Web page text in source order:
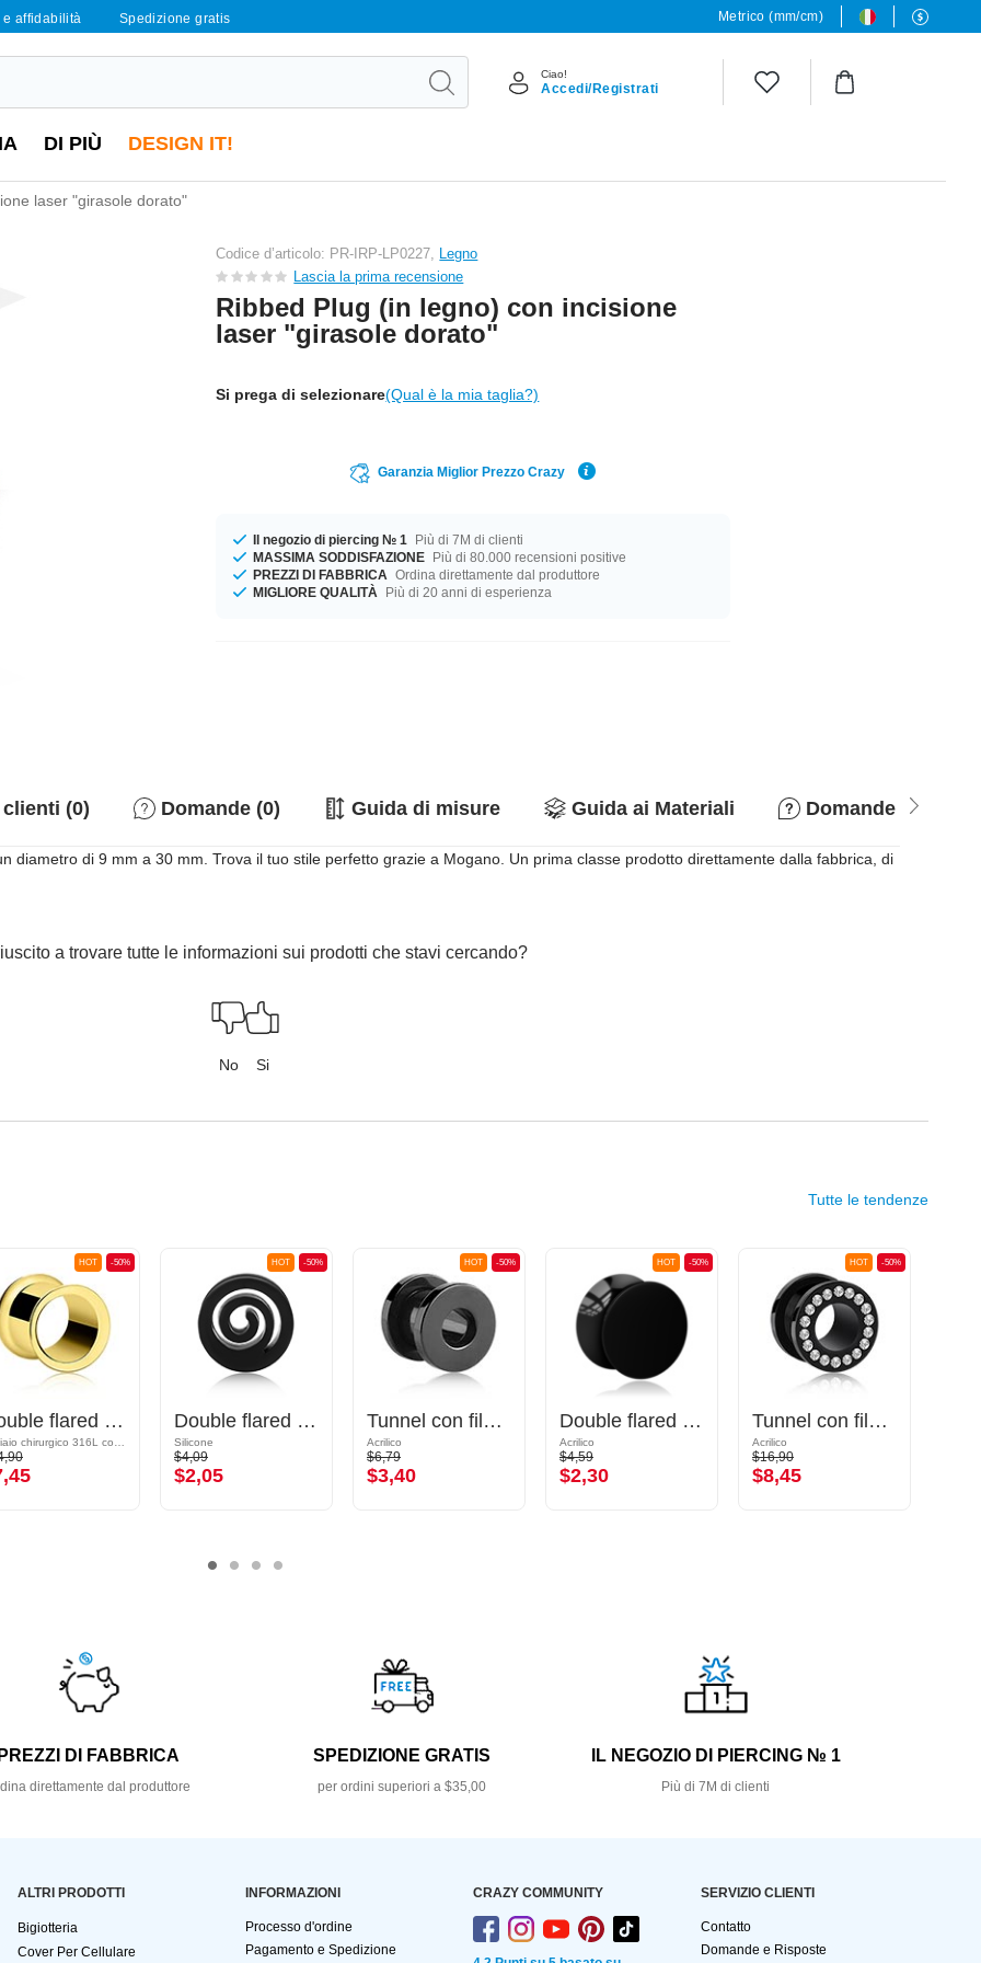
e affidabilità Spedizione gratis Metrico (mm/cm)
Ciao!
Accedi/Registrati
DI PIÙ DESIGN IT!
laser "girasole dorato"
Codice d’articolo: PR-IRP-LP0227, Legno
Lascia la prima recensione
Ribbed Plug (in legno) con incisione
laser "girasole dorato"
Si prega di selezionare(Qual è la mia taglia?)
Garanzia Miglior Prezzo Crazy
Il negozio di piercing № 1
Più di 7M di clienti
MASSIMA SODDISFAZIONE Più di 80.000 recensioni positive
PREZZI DI FABBRICA Ordina direttamente dal produttore
MIGLIORE QUALITÀ
Più di 20 anni di esperienza
(0) Domande (0) Guida di misure Guida ai Materiali Domande &
diametro di 9 mm a 30 mm. Trova il tuo stile perfetto grazie a Mogano. Un prima classe prodotto direttamente dalla fabbrica, di
a trovare tutte le informazioni sui prodotti che stavi cercando?
No Si
Tutte le tendenze
-50%
HOT
Double flared tunnel (acciaio chirurgico, oro)
-50%
HOT
Double flared tunnel (silicone, vari colori) con design a spirale
Silicone
$4,09
$2,05
-50%
HOT
Tunnel con filettatura (acrilico, vari colori)
Acrilico
$6,79
$3,40
-50%
HOT
Double flared plug (acrilico, vari colori)
Acrilico
$4,59
$2,30
-50%
HOT
Tunnel con filettatura (acrilico, nero) con cristallini
Acrilico
$16,90
$8,45
PREZZI DI FABBRICA
direttamente dal produttore
SPEDIZIONE GRATIS
per ordini superiori a $35,00
IL NEGOZIO DI PIERCING № 1
Più di 7M di clienti
ALTRI PRODOTTI
Bigiotteria
Cover Per Cellulare
INFORMAZIONI
Processo d'ordine
Pagamento e Spedizione
CRAZY COMMUNITY SERVIZIO CLIENTI
Contatto
Domande e Risposte